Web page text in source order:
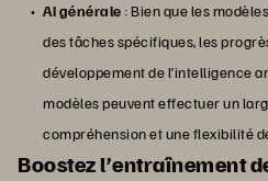
AI générale : Bien que les
des tâches spécifiques, les
développement de l’intelligence
modèles peuvent effectuer un
compréhension et une flexibilité
Boostez l’entraînement